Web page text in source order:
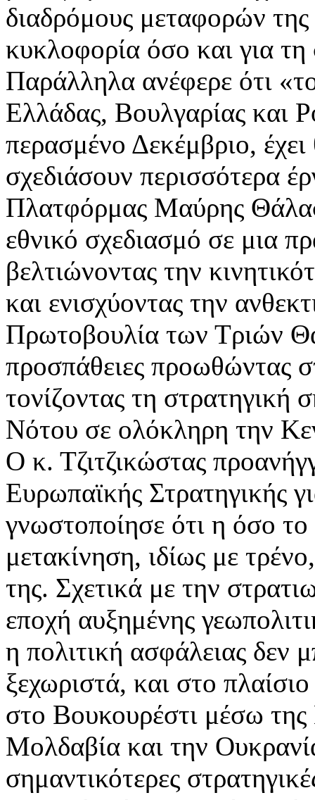
διαδρόμους μεταφορών
κυκλοφορία όσο και για τη
Παράλληλα ανέφερε ότι
Ελλάδας, Βουλγαρίας και
περασμένο Δεκέμβριο, έχει
σχεδιάσουν περισσότερα
Πλατφόρμας Μαύρης
εθνικό σχεδιασμό σε μια
βελτιώνοντας την
και ενισχύοντας την
Πρωτοβουλία των Τριών
προσπάθειες προωθώντας
τονίζοντας τη στρατηγική
Νότου σε ολόκληρη την
Ο κ. Τζιτζικώστας
Ευρωπαϊκής Στρατηγικής
γνωστοποίησε ότι η όσο
μετακίνηση, ιδίως με
της. Σχετικά με την
εποχή αυξημένης
η πολιτική ασφάλειας δεν
ξεχωριστά, και στο
στο Βουκουρέστι μέσω της
Μολδαβία και την
σημαντικότερες